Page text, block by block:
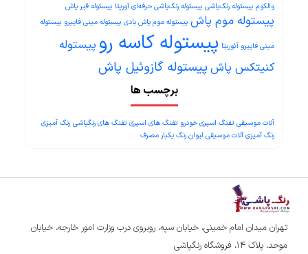
والکوم پیستوله رنگ‌پاشی پیستوله رنگ‌پاشی حرفه‌ای آوریتا پیستوله قیر پاش
پیستوله موم پاش پیستوله موم پاش بادی پیستوله مینی فاپیرو پیستوله
مینی فاپیرو آئوریتا پیستوله کاسه رو پیستوله
کنیتکس پاشپیستوله گازوئیل پاش
برچسب ها
آلات موسیقی تفنگ اسپری خودرو تفنگ های اسپری تفنگ های رنگپاشی رنگ آمیزی
رنگ آمیزی آلات موسیقی لیوان رنگ یکبار مصرف
تهران میدان امام خمینی، خیابان سپه، روبروی درب وزارت امور خارجه، خیابان
موحد، پلاک ۱۴، فروشگاه رنگپاشی